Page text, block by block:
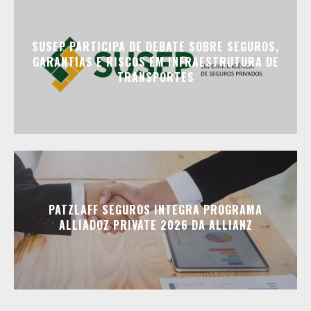
SUSEP PARTICIPA DE DEBATE SOBRE SEGUROS,
GARANTIAS E RISCOS EM INFRAESTRUTURA DE
TRANSPORTES
PATZLAFF SEGUROS INTEGRA PROGRAMA
ALLIADOZ PRIVATE 2026 DA ALLIANZ